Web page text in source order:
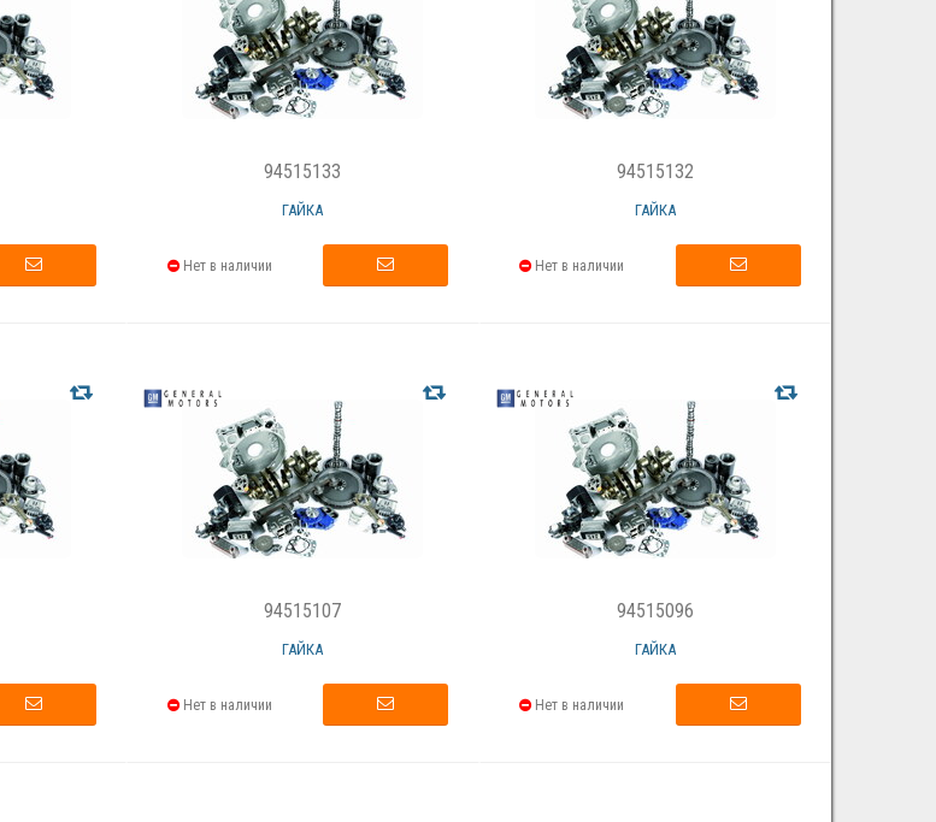
94515133
ГАЙКА
Нет в наличии
94515132
ГАЙКА
Нет в наличии
94515107
ГАЙКА
Нет в наличии
94515096
ГАЙКА
Нет в наличии